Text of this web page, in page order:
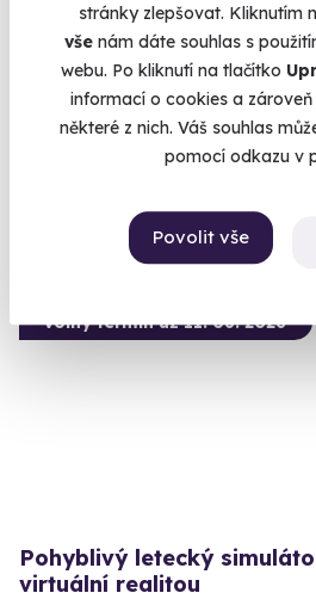
stránky zlepšovat. Kliknutím
vše nám dáte souhlas s
webu. Po kliknutí na tlačítko
informací o cookies a
některé z nich. Váš souhlas
pomocí odkazu v
Povolit vše
Simulátor stíhacího
Spitfire
Staňte se britským pilotem RAF ve
Brno (Brno-město)
Volný termín už 11. 08. 2026
Pohyblivý letecký
virtuální realitou